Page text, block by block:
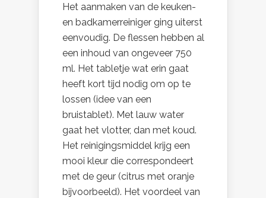
Het aanmaken van de keuken-
en badkamerreiniger ging uiterst
eenvoudig. De flessen hebben al
een inhoud van ongeveer 750
ml. Het tabletje wat erin gaat
heeft kort tijd nodig om op te
lossen (idee van een
bruistablet). Met lauw water
gaat het vlotter, dan met koud.
Het reinigingsmiddel krijg een
mooi kleur die correspondeert
met de geur (citrus met oranje
bijvoorbeeld). Het voordeel van